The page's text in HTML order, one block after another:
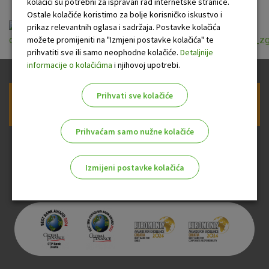
Prijava na newsletter OTP banke
Ostale kolačiće koristimo za bolje korisničko iskustvo i
prikaz relevantnih oglasa i sadržaja. Postavke kolačića
možete promijeniti na "Izmjeni postavke kolačića" te
prihvatiti sve ili samo neophodne kolačiće. Detaljnije
informacije o kolačićima i njihovoj upotrebi.
Prihvati sve kolačiće
Prihvaćam samo nužne kolačiće
Izmijeni postavke kolačića